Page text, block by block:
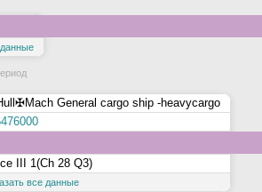
General cargo ship -heavycargo
III 1(Ch 28 Q3)
все данные